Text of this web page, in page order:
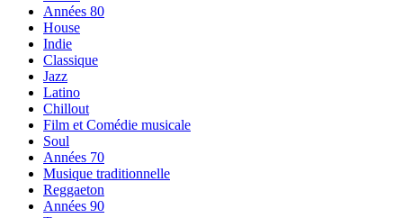
Années 80
House
Indie
Classique
Jazz
Latino
Chillout
Film et Comédie musicale
Soul
Années 70
Musique traditionnelle
Reggaeton
Années 90